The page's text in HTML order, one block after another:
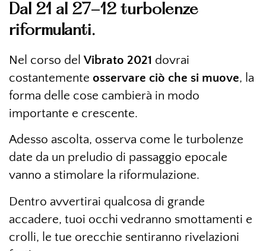
Dal 21 al 27-12 turbolenze
riformulanti.
Nel corso del Vibrato 2021 dovrai
costantemente osservare ciò che si muove, la
forma delle cose cambierà in modo
importante e crescente.
Adesso ascolta, osserva come le turbolenze
date da un preludio di passaggio epocale
vanno a stimolare la riformulazione.
Dentro avvertirai qualcosa di grande
accadere, tuoi occhi vedranno smottamenti e
crolli, le tue orecchie sentiranno rivelazioni